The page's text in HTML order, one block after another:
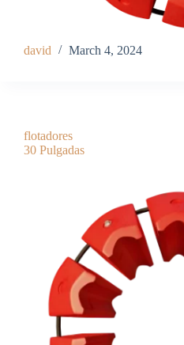
david March 4, 2024
flotadores
30 Pulgadas